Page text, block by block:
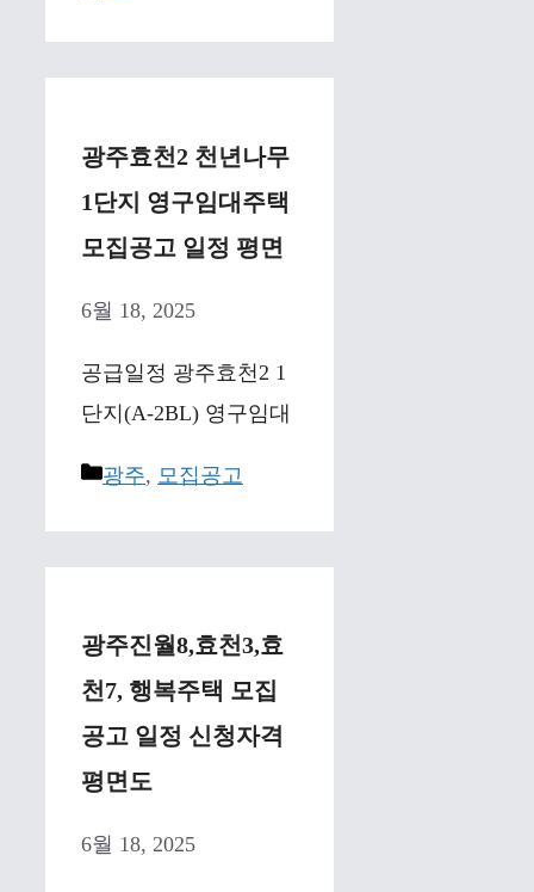
광주효천2 천년나무
1단지 영구임대주택
모집공고 일정 평면
6월 18, 2025
공급일정 광주효천2 1
단지(A-2BL) 영구임대
Categories
광주, 모집공고
광주진월8,효천3,효
천7, 행복주택 모집
공고 일정 신청자격
평면도
6월 18, 2025